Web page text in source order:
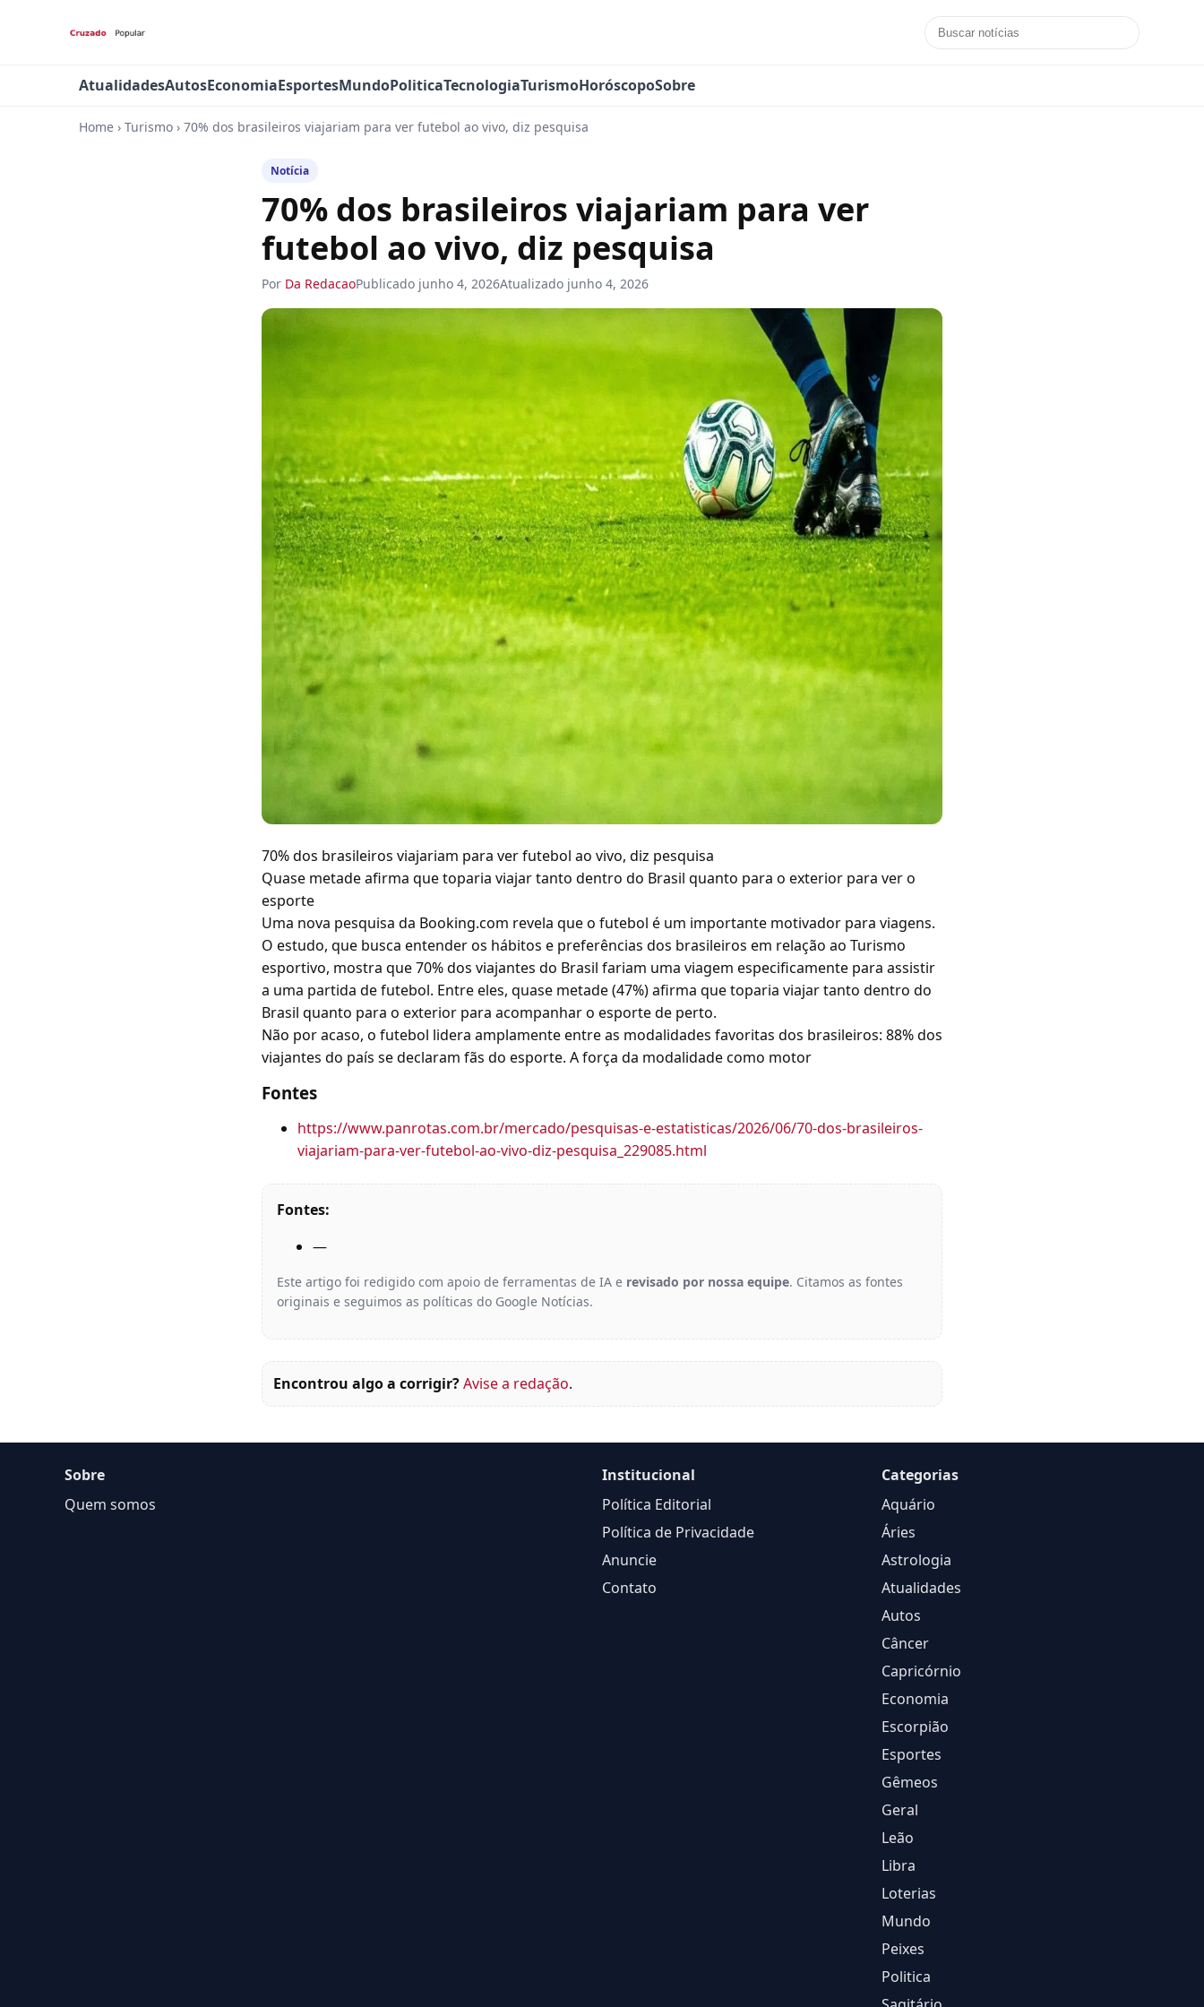
AtualidadesAutosEconomiaEsportesMundoPoliticaTecnologiaTurismoHoróscopoSobre
Home › Turismo › 70% dos brasileiros viajariam para ver futebol ao vivo, diz pesquisa
Notícia
70% dos brasileiros viajariam para ver
futebol ao vivo, diz pesquisa
Por Da RedacaoPublicado junho 4, 2026Atualizado junho 4, 2026
70% dos brasileiros viajariam para ver futebol ao vivo, diz pesquisa
Quase metade afirma que toparia viajar tanto dentro do Brasil quanto para o exterior para ver o
esporte
Uma nova pesquisa da Booking.com revela que o futebol é um importante motivador para viagens.
O estudo, que busca entender os hábitos e preferências dos brasileiros em relação ao Turismo
esportivo, mostra que 70% dos viajantes do Brasil fariam uma viagem especificamente para assistir
a uma partida de futebol. Entre eles, quase metade (47%) afirma que toparia viajar tanto dentro do
Brasil quanto para o exterior para acompanhar o esporte de perto.
Não por acaso, o futebol lidera amplamente entre as modalidades favoritas dos brasileiros: 88% dos
viajantes do país se declaram fãs do esporte. A força da modalidade como motor
Fontes
https://www.panrotas.com.br/mercado/pesquisas-e-estatisticas/2026/06/70-dos-brasileiros-
viajariam-para-ver-futebol-ao-vivo-diz-pesquisa_229085.html
Fontes:
—
Este artigo foi redigido com apoio de ferramentas de IA e revisado por nossa equipe. Citamos as fontes
originais e seguimos as políticas do Google Notícias.
Encontrou algo a corrigir?Avise a redação.
Sobre
Quem somos
Institucional
Política Editorial
Política de Privacidade
Anuncie
Contato
Categorias
Aquário
Áries
Astrologia
Atualidades
Autos
Câncer
Capricórnio
Economia
Escorpião
Esportes
Gêmeos
Geral
Leão
Libra
Loterias
Mundo
Peixes
Politica